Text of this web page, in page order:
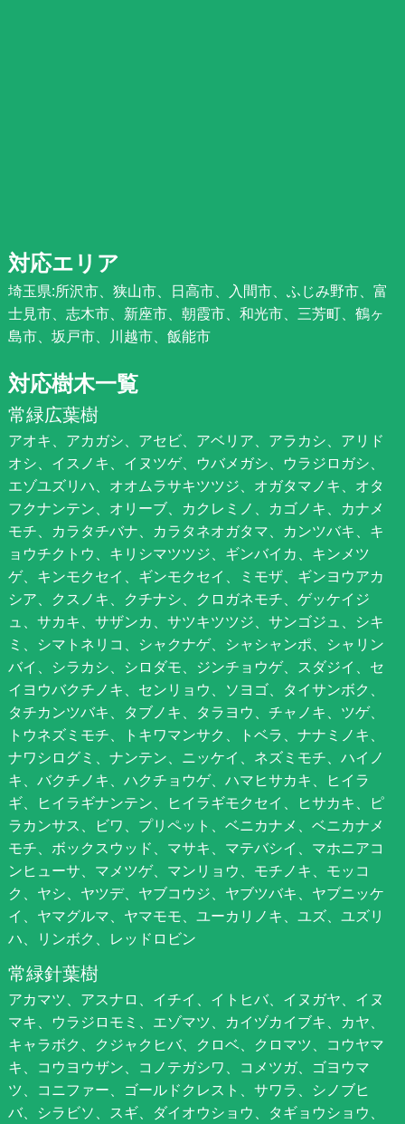
対応エリア
埼玉県:所沢市、狭山市、日高市、入間市、ふじみ野市、富
士見市、志木市、新座市、朝霞市、和光市、三芳町、鶴ヶ
島市、坂戸市、川越市、飯能市
対応樹木一覧
常緑広葉樹
アオキ、アカガシ、アセビ、アベリア、アラカシ、アリド
オシ、イスノキ、イヌツゲ、ウバメガシ、ウラジロガシ、
エゾユズリハ、オオムラサキツツジ、オガタマノキ、オタ
フクナンテン、オリーブ、カクレミノ、カゴノキ、カナメ
モチ、カラタチバナ、カラタネオガタマ、カンツバキ、キ
ョウチクトウ、キリシマツツジ、ギンバイカ、キンメツ
ゲ、キンモクセイ、ギンモクセイ、ミモザ、ギンヨウアカ
シア、クスノキ、クチナシ、クロガネモチ、ゲッケイジ
ュ、サカキ、サザンカ、サツキツツジ、サンゴジュ、シキ
ミ、シマトネリコ、シャクナゲ、シャシャンポ、シャリン
バイ、シラカシ、シロダモ、ジンチョウゲ、スダジイ、セ
イヨウバクチノキ、センリョウ、ソヨゴ、タイサンボク、
タチカンツバキ、タブノキ、タラヨウ、チャノキ、ツゲ、
トウネズミモチ、トキワマンサク、トベラ、ナナミノキ、
ナワシログミ、ナンテン、ニッケイ、ネズミモチ、ハイノ
キ、バクチノキ、ハクチョウゲ、ハマヒサカキ、ヒイラ
ギ、ヒイラギナンテン、ヒイラギモクセイ、ヒサカキ、ピ
ラカンサス、ビワ、プリペット、ベニカナメ、ベニカナメ
モチ、ボックスウッド、マサキ、マテバシイ、マホニアコ
ンヒューサ、マメツゲ、マンリョウ、モチノキ、モッコ
ク、ヤシ、ヤツデ、ヤブコウジ、ヤブツバキ、ヤブニッケ
イ、ヤマグルマ、ヤマモモ、ユーカリノキ、ユズ、ユズリ
ハ、リンボク、レッドロビン
常緑針葉樹
アカマツ、アスナロ、イチイ、イトヒバ、イヌガヤ、イヌ
マキ、ウラジロモミ、エゾマツ、カイヅカイブキ、カヤ、
キャラボク、クジャクヒバ、クロベ、クロマツ、コウヤマ
キ、コウヨウザン、コノテガシワ、コメツガ、ゴヨウマ
ツ、コニファー、ゴールドクレスト、サワラ、シノブヒ
バ、シラビソ、スギ、ダイオウショウ、タギョウショウ、